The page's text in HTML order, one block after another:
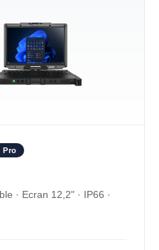
Pro
· Ecran 12,2" · IP66 ·